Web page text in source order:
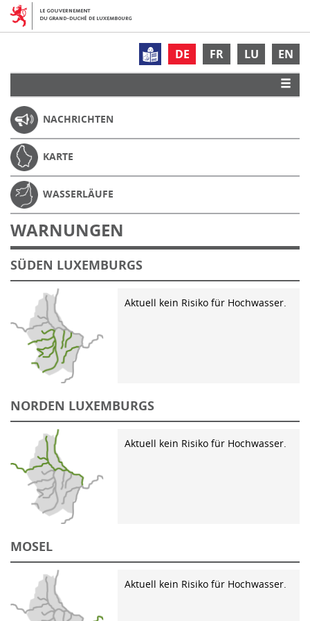
DE FR LU EN
NACHRICHTEN
KARTE
WASSERLÄUFE
WARNUNGEN
SÜDEN LUXEMBURGS
Aktuell kein Risiko für Hochwasser.
NORDEN LUXEMBURGS
Aktuell kein Risiko für Hochwasser.
MOSEL
Aktuell kein Risiko für Hochwasser.